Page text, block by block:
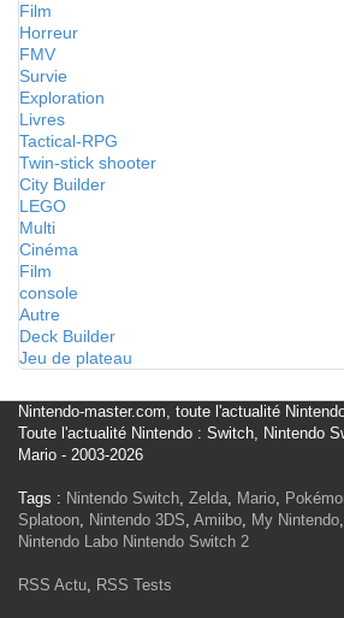
Film
Horreur
FMV
Survie
Exploration
Livres
Tactical-RPG
Twin-stick shooter
City Builder
LEGO
Multi
Cinéma
Film
console
Autre
Deck Builder
Jeu de plateau
Nintendo-master.com, toute l'actualité
Toute l'actualité Nintendo : Switch, Nintendo
Mario - 2003-2026
Tags : Nintendo Switch, Zelda, Mario,
Splatoon, Nintendo 3DS, Amiibo, My Nintendo,
Nintendo Labo Nintendo Switch 2
RSS Actu, RSS Tests